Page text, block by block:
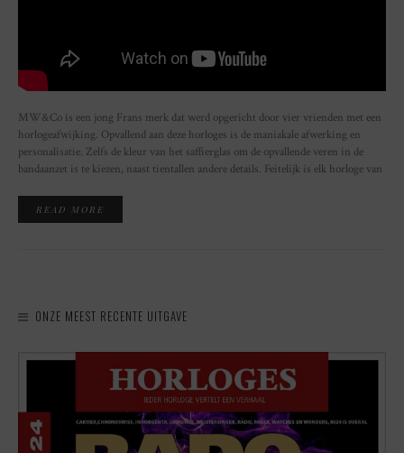
MW&Co is een jong Frans merk dat werd opgericht door vier vrienden met een
horlogeafwijking. Opvallend aan deze horloges is de maniakale afwerking en
personalisatie. Zelfs de kleur van het saffierglas om de opvallende veren in de
bandaanzet is te kiezen, naast tientallen andere details. Feitelijk is elk horloge van
READ MORE
ONZE MEEST RECENTE UITGAVE